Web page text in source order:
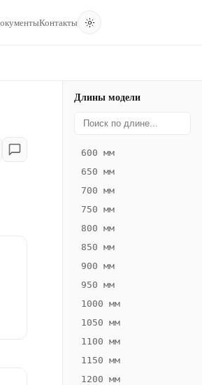
Контакты
Длины модели
600 мм
650 мм
700 мм
750 мм
800 мм
850 мм
900 мм
950 мм
1000 мм
1050 мм
1100 мм
1150 мм
1200 мм